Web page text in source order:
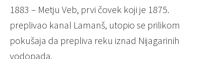
1883 – Metju Veb, prvi čovek koji je 1875.
preplivao kanal Lamanš, utopio se prilikom
pokušaja da prepliva reku iznad Nijagarinih
vodopada.